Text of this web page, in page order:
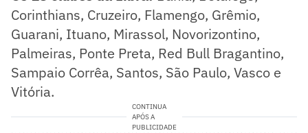
Corinthians, Cruzeiro, Flamengo, Grêmio,
Guarani, Ituano, Mirassol, Novorizontino,
Palmeiras, Ponte Preta, Red Bull Bragantino,
Sampaio Corrêa, Santos, São Paulo, Vasco e
Vitória.
CONTINUA
APÓS A
PUBLICIDADE